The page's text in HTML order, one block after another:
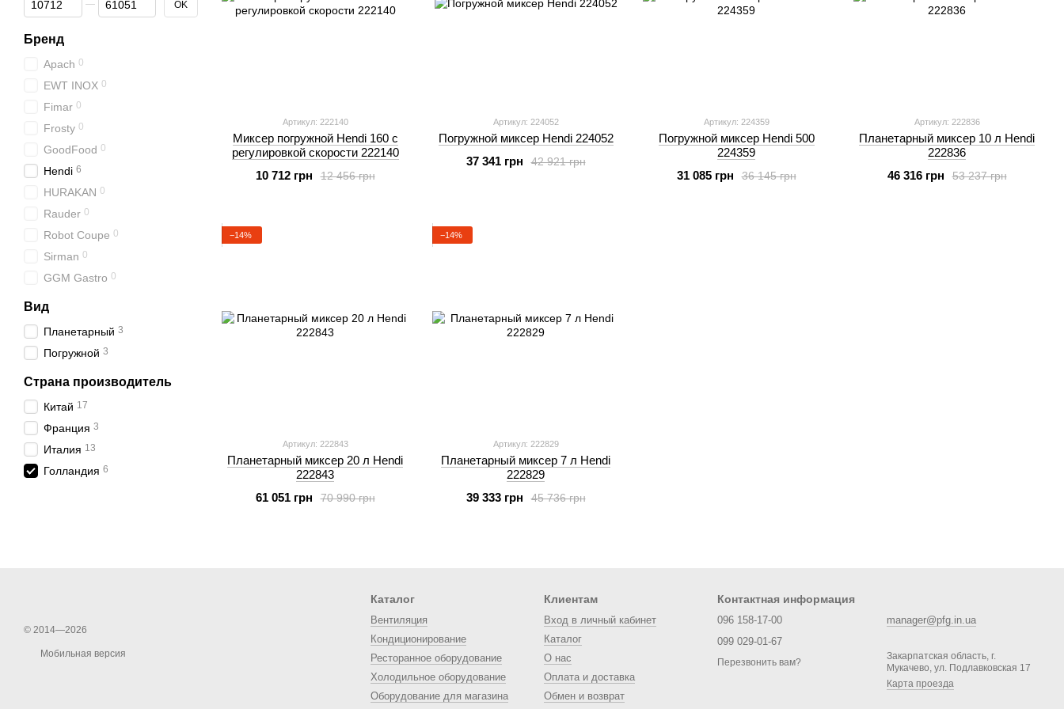
Артикул: 222140
Миксер погружной Hendi 160 с
регулировкой скорости 222140
12 456 грн
10 712 грн
Артикул: 224052
Погружной миксер Hendi 224052
42 921 грн
37 341 грн
Артикул: 224359
Погружной миксер Hendi 500
224359
36 145 грн
31 085 грн
Артикул: 222836
Планетарный миксер 10 л Hendi
222836
53 237 грн
46 316 грн
−14%
Артикул: 222843
Планетарный миксер 20 л Hendi
222843
70 990 грн
61 051 грн
−14%
Артикул: 222829
Планетарный миксер 7 л Hendi
222829
45 736 грн
39 333 грн
OK
Бренд
Apach 0
EWT INOX 0
Fimar 0
Frosty 0
GoodFood 0
Hendi 6
HURAKAN 0
Rauder 0
Robot Coupe 0
Sirman 0
GGM Gastro 0
Вид
Планетарный 3
Погружной 3
Страна производитель
Китай 17
Франция 3
Италия 13
Голландия 6
© 2014—2026
Мобильная версия
Каталог
Вентиляция
Кондиционирование
Ресторанное оборудование
Холодильное оборудование
Оборудование для магазина
Клиентам
Вход в личный кабинет
Каталог
О нас
Оплата и доставка
Обмен и возврат
Контактная информация
096 158-17-00
099 029-01-67
Перезвонить вам?
manager@pfg.in.ua
Закарпатская область, г.
Мукачево, ул. Подлавковская 17
Карта проезда